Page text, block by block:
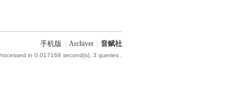
手机版 Archiver 音赋社
in 0.017168 second(s), 3 queries .